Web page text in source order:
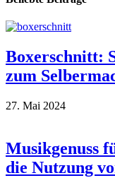
Boxerschnitt:
zum
27. Mai 2024
Musikgenuss
die Nutzung